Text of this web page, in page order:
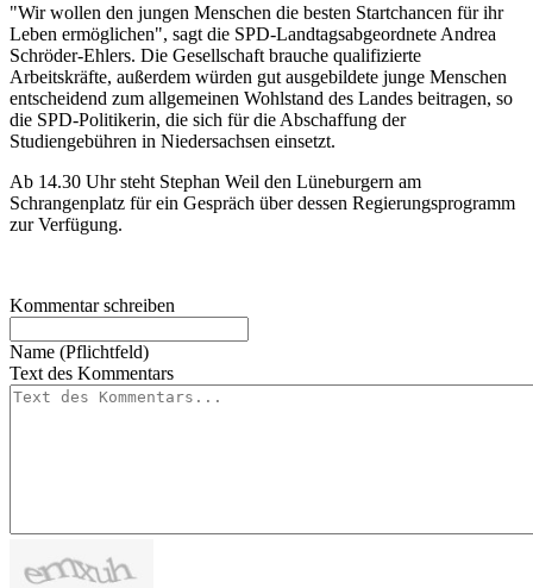
"Wir wollen den jungen Menschen die besten Startchancen für ihr
Leben ermöglichen", sagt die SPD-Landtagsabgeordnete Andrea
Schröder-Ehlers. Die Gesellschaft brauche qualifizierte
Arbeitskräfte, außerdem würden gut ausgebildete junge Menschen
entscheidend zum allgemeinen Wohlstand des Landes beitragen, so
die SPD-Politikerin, die sich für die Abschaffung der
Studiengebühren in Niedersachsen einsetzt.
Ab 14.30 Uhr steht Stephan Weil den Lüneburgern am
Schrangenplatz für ein Gespräch über dessen Regierungsprogramm
zur Verfügung.
Kommentar schreiben
Name (Pflichtfeld)
Text des Kommentars